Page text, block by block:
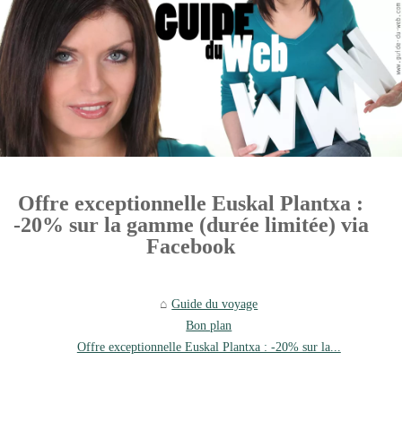
Offre exceptionnelle Euskal Plantxa :
-20% sur la gamme (durée limitée) via
Facebook
Guide du voyage
Bon plan
Offre exceptionnelle Euskal Plantxa : -20% sur la...